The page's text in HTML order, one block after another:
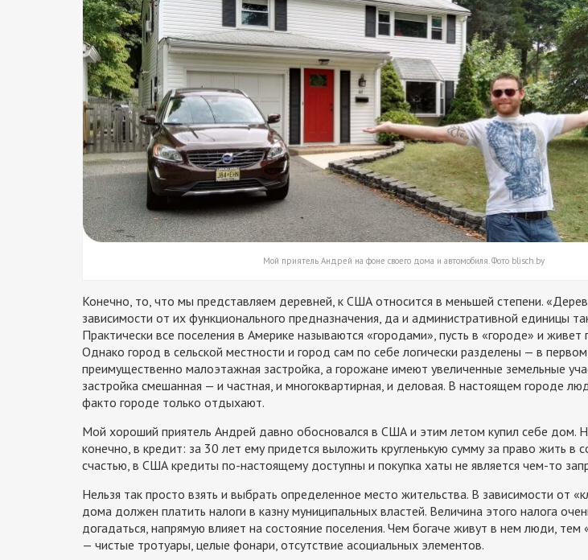
Мой приятель Андрей на фоне своего дома и автомобиля. Фото blisch.by
Конечно, то, что мы представляем деревней, к США относится в меньшей степени.
зависимости от их функционального предназначения, да и административной единицы
Практически все поселения в Америке называются «городами», пусть в «городе» и живет
Однако город в сельской местности и город сам по себе логически разделены — в
преимущественно малоэтажная застройка, а горожане имеют увеличенные земельные
застройка смешанная — и частная, и многоквартирная, и деловая. В настоящем городе
факто городе только отдыхают.
Мой хороший приятель Андрей давно обосновался в США и этим летом купил себе дом.
конечно, в кредит: за 30 лет ему придется выложить кругленькую сумму за право жить в
счастью, в США кредиты по-настоящему доступны и покупка хаты не является чем-то
Нельзя так просто взять и выбрать определенное место жительства. В зависимости от
дома должен платить налоги в казну муниципальных властей. Величина этого налога
догадаться, напрямую влияет на состояние поселения. Чем богаче живут в нем люди,
— чистые тротуары, целые фонари, отсутствие асоциальных элементов.